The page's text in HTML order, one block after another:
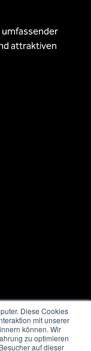
Diese Cookies
mit unserer
können. Wir
zu optimieren
auf dieser
umfassender
attraktiven